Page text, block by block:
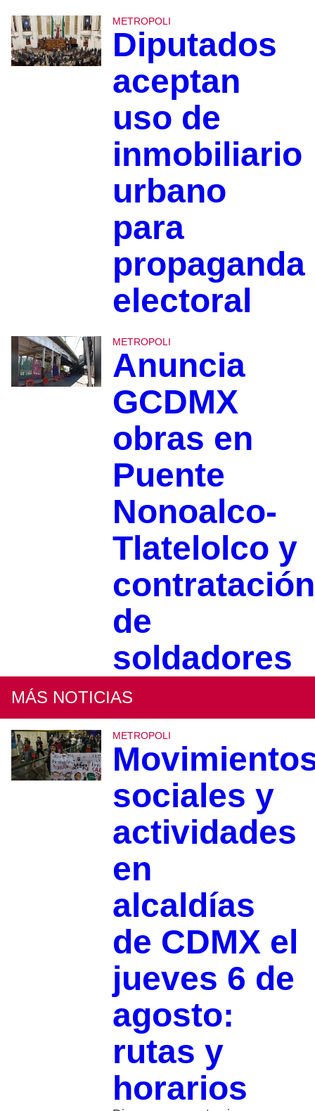
METROPOLI
Diputados
aceptan
uso de
inmobiliario
urbano
para
propaganda
electoral
METROPOLI
Anuncia
GCDMX
obras en
Puente
Nonoalco-
Tlatelolco y
contratación
de
soldadores
MÁS NOTICIAS
METROPOLI
sociales y
actividades
en
alcaldías
de CDMX el
jueves 6 de
agosto:
rutas y
horarios